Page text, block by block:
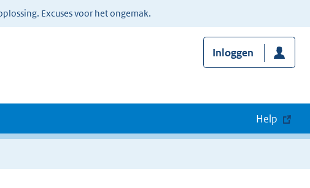
Excuses voor het ongemak.
Inloggen
Help